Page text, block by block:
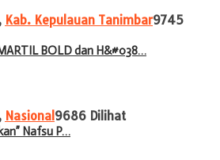
Kab. Kepulauan Tanimbar9745
BOLD dan H&#038…
Nasional 9686 Dilihat
Nafsu P…